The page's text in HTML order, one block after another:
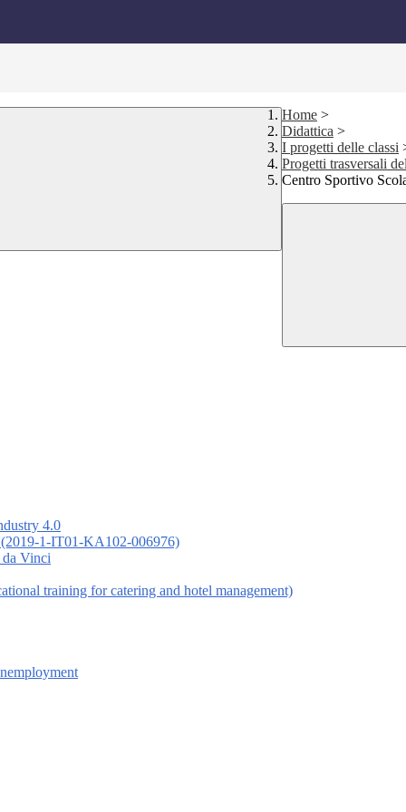
Home >
Didattica >
I progetti delle classi
Progetti trasversali
Centro Sportivo
4.0
1-IT01-KA102-006976)
Vinci
training for catering and hotel management)